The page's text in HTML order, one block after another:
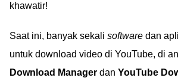
khawatir!
Saat ini, banyak sekali software dan
untuk download video di YouTube, di
Download Manager dan YouTube